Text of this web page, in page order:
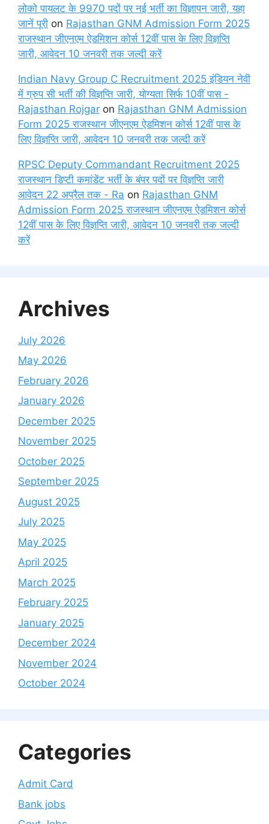
लोको पायलट के 9970 पदों पर नई भर्ती का विज्ञापन जारी, यहा
जानें पूरी on Rajasthan GNM Admission Form 2025
राजस्थान जीएनएम ऐडमिशन कोर्स 12वीं पास के लिए विज्ञप्ति
जारी, आवेदन 10 जनवरी तक जल्दी करें
Indian Navy Group C Recruitment 2025 इंडियन नेवी
में ग्रुप सी भर्ती की विज्ञप्ति जारी, योग्यता सिर्फ 10वीं पास -
Rajasthan Rojgar on Rajasthan GNM Admission
Form 2025 राजस्थान जीएनएम ऐडमिशन कोर्स 12वीं पास के
लिए विज्ञप्ति जारी, आवेदन 10 जनवरी तक जल्दी करें
RPSC Deputy Commandant Recruitment 2025
राजस्थान डिप्टी कमांडेंट भर्ती के बंपर पदों पर विज्ञप्ति जारी
आवेदन 22 अप्रैल तक - Ra on Rajasthan GNM
Admission Form 2025 राजस्थान जीएनएम ऐडमिशन कोर्स
12वीं पास के लिए विज्ञप्ति जारी, आवेदन 10 जनवरी तक जल्दी
करें
Archives
July 2026
May 2026
February 2026
January 2026
December 2025
November 2025
October 2025
September 2025
August 2025
July 2025
May 2025
April 2025
March 2025
February 2025
January 2025
December 2024
November 2024
October 2024
Categories
Admit Card
Bank jobs